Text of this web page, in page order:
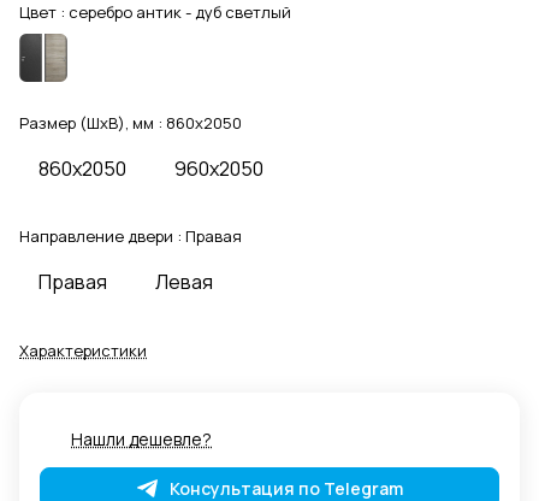
Цвет : серебро антик - дуб светлый
Размер (ШхВ), мм : 860x2050
860x2050 960x2050
Направление двери : Правая
Правая Левая
Характеристики
Нашли дешевле?
Консультация по Telegram